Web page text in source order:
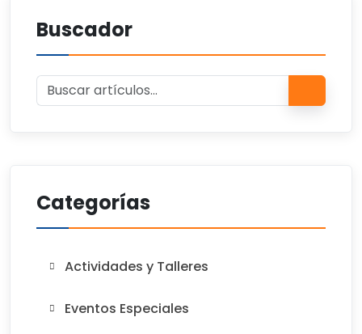
Buscador
Categorías
Actividades y Talleres
Eventos Especiales